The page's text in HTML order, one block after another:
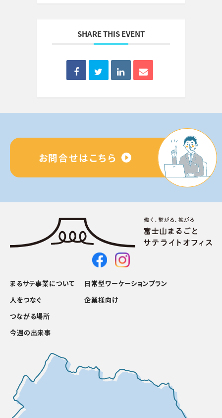
SHARE THIS EVENT
お問合せはこちら
まるサテ事業について
人をつなぐ
つながる場所
日常型ワーケーションプラン
企業様向け
今週の出来事